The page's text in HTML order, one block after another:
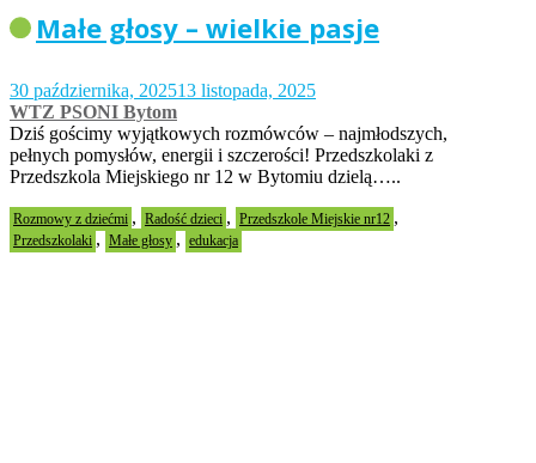
Małe głosy – wielkie pasje
30 października, 202513 listopada, 2025
WTZ PSONI Bytom
Dziś gościmy wyjątkowych rozmówców – najmłodszych,
pełnych pomysłów, energii i szczerości! Przedszkolaki z
Przedszkola Miejskiego nr 12 w Bytomiu dzielą…..
Rozmowy z dziećmi , Radość dzieci , Przedszkole Miejskie nr12 ,
Przedszkolaki , Małe głosy , edukacja